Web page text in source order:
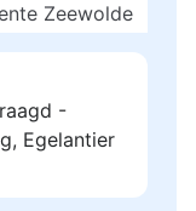
Zeewolde
-
Egelantier